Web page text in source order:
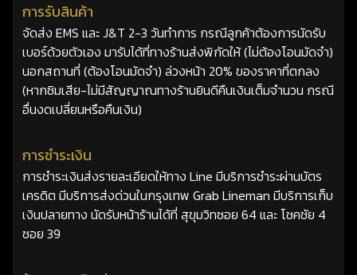
การรับสินค้า
จัดส่ง EMS และ J&T 2-3 วันทำการ กรณีลูกค้าต้องการนัดรับ
เบอร์ด้วยตัวเอง มารับได้ที่ทางร้านส่งพิกัดให้ (ไม่ต้องโอนมัดจำ)
นอกสถานที่ (ต้องโอนมัดจำ) ล่วงหน้า 20% ของราคาที่ตกลง
(หากซิมเสีย-ไม่มีสัญญาณทางร้านยินดีคืนเงินเต็มจำนวน กรณี
อื่นงดเปลี่ยนหรือคืนเงิน)
การชำระเงิน
การชำระเงินส่งรายละเอียดให้ทาง Line มีบริการชำระผ่านบัตร
เครดิต มีบริการส่งด่วนในกรุงเทพ Grab Lineman มีบริการเก็บ
เงินปลายทาง นัดรับหน้าร้านได้ที่ สุขุมวิทซอย 64 และ โชคชัย 4
ซอย 39